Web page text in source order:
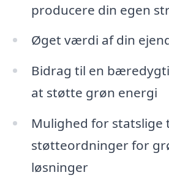
producere din egen
Øget værdi af din
Bidrag til en
at støtte grøn energi
Mulighed for statslige
støtteordninger for
løsninger